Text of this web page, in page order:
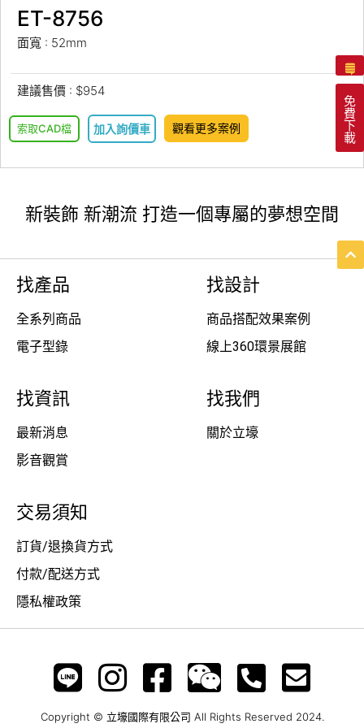
ET-8756
面寬 : 52mm
建議售價 : $954
索取CAD檔 加入詢價車 觀看更多案例
免
費
下
載
新裝飾 新潮流 打造一個專屬的夢想空間
找產品
全系列商品
電子型錄
找設計
商品搭配效果案例
線上360環景展館
找資訊
最新消息
影音觀賞
找我們
關於立壕
交易須知
訂貨/退換貨方式
付款/配送方式
隱私權政策
Copyright © 立壕國際有限公司 All Rights Reserved 2024.